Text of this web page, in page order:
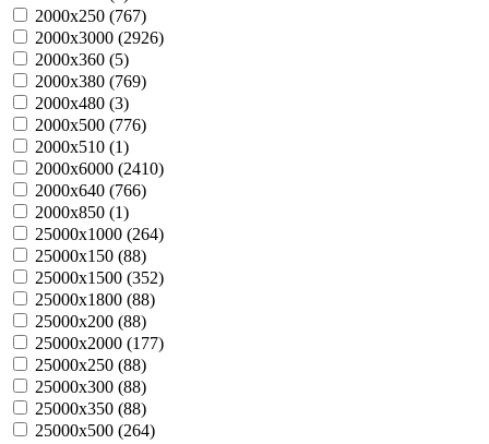
2000х250 (767)
2000х3000 (2926)
2000х360 (5)
2000х380 (769)
2000х480 (3)
2000х500 (776)
2000х510 (1)
2000х6000 (2410)
2000х640 (766)
2000х850 (1)
25000х1000 (264)
25000х150 (88)
25000х1500 (352)
25000х1800 (88)
25000х200 (88)
25000х2000 (177)
25000х250 (88)
25000х300 (88)
25000х350 (88)
25000х500 (264)